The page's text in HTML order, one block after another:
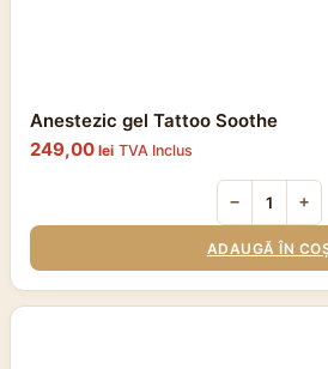
Anestezic gel Tattoo Soothe
249,00 lei TVA Inclus
− +
ADAUGĂ ÎN